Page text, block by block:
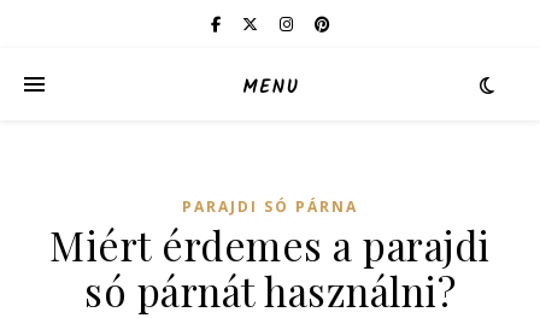
MENU
PARAJDI SÓ PÁRNA
Miért érdemes a parajdi
só párnát használni?